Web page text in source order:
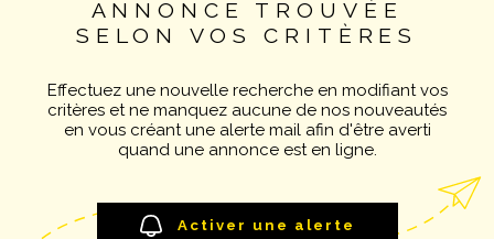
NOTRE
CONTACT
ANNONCE TROUVÉE
SELON VOS CRITÈRES
Effectuez une nouvelle recherche en modifiant vos
critères et ne manquez aucune de nos nouveautés
en vous créant une alerte mail afin d'être averti
quand une annonce est en ligne.
Activer une alerte
Pièces
RÉFÉRENCE
Piscine
Parking
Terrasse
RECHERCHER